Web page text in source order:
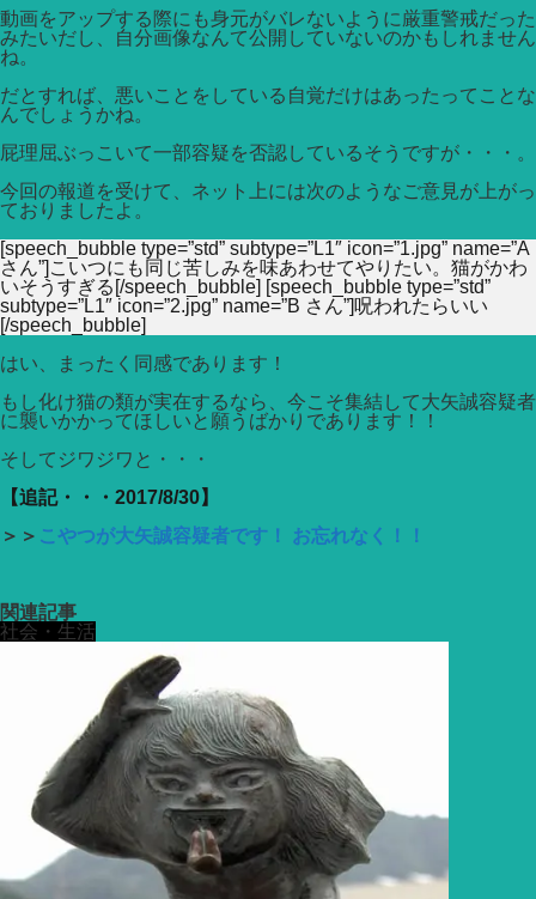
動画をアップする際にも身元がバレないように厳重警戒だった
みたいだし、自分画像なんて公開していないのかもしれません
ね。
だとすれば、悪いことをしている自覚だけはあったってことな
んでしょうかね。
屁理屈ぶっこいて一部容疑を否認しているそうですが・・・。
今回の報道を受けて、ネット上には次のようなご意見が上がっ
ておりましたよ。
[speech_bubble type=”std” subtype=”L1″ icon=”1.jpg” name=”A
さん”]こいつにも同じ苦しみを味あわせてやりたい。猫がかわ
いそうすぎる[/speech_bubble] [speech_bubble type=”std”
subtype=”L1″ icon=”2.jpg” name=”B さん”]呪われたらいい
[/speech_bubble]
はい、まったく同感であります！
もし化け猫の類が実在するなら、今こそ集結して大矢誠容疑者
に襲いかかってほしいと願うばかりであります！！
そしてジワジワと・・・
【追記・・・2017/8/30】
＞＞ こやつが大矢誠容疑者です！ お忘れなく！！
関連記事
社会・生活